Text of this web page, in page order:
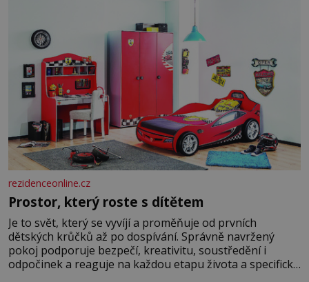
rezidenceonline.cz
Prostor, který roste s dítětem
Je to svět, který se vyvíjí a proměňuje od prvních
dětských krůčků až po dospívání. Správně navržený
pokoj podporuje bezpečí, kreativitu, soustředění i
odpočinek a reaguje na každou etapu života a specifické